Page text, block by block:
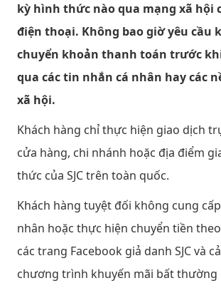
kỳ hình thức nào qua mạng xã hội
điện thoại. Không bao giờ yêu cầu
chuyển khoản thanh toán trước
qua các tin nhắn cá nhân hay các
xã hội.
Khách hàng chỉ thực hiện giao dịch
cửa hàng, chi nhánh hoặc địa điểm
thức của SJC trên toàn quốc.
Khách hàng tuyệt đối không cung
nhân hoặc thực hiện chuyển tiền
các trang Facebook giả danh SJC và
chương trình khuyến mãi bất thường